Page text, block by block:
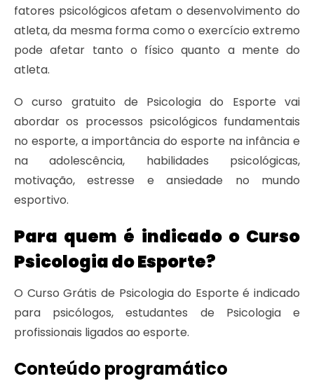
fatores psicológicos afetam o desenvolvimento do
atleta, da mesma forma como o exercício extremo
pode afetar tanto o físico quanto a mente do
atleta.
O curso gratuito de Psicologia do Esporte vai
abordar os processos psicológicos fundamentais
no esporte, a importância do esporte na infância e
na adolescência, habilidades psicológicas,
motivação, estresse e ansiedade no mundo
esportivo.
Para quem é indicado o Curso
Psicologia do Esporte?
O Curso Grátis de Psicologia do Esporte é indicado
para psicólogos, estudantes de Psicologia e
profissionais ligados ao esporte.
Conteúdo programático